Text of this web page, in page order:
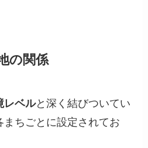
の関係
レベルと深く結びついてい
まちごとに設定されてお